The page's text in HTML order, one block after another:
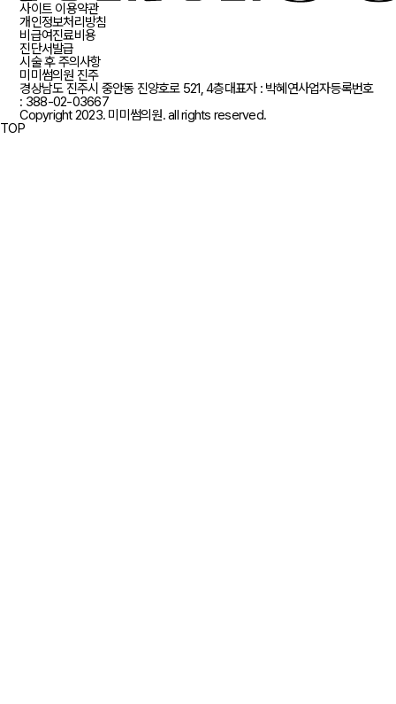
사이트 이용약관
개인정보처리방침
비급여진료비용
진단서발급
시술 후 주의사항
미미썸의원 진주
경상남도 진주시 중안동 진양호로 521, 4층대표자 : 박혜연사업자등록번호
: 388-02-03667
Copyright 2023. 미미썸의원.all rights reserved.
TOP